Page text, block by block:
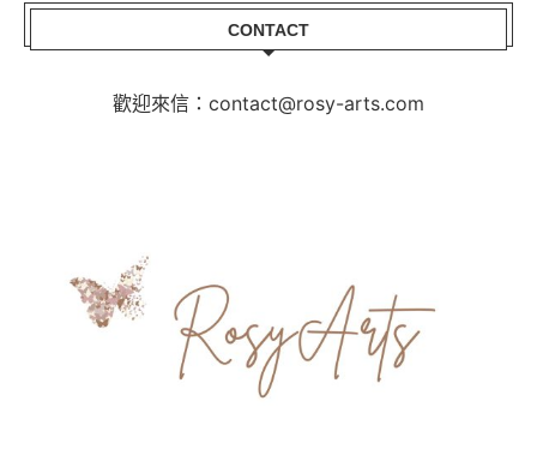
CONTACT
歡迎來信：contact@rosy-arts.com